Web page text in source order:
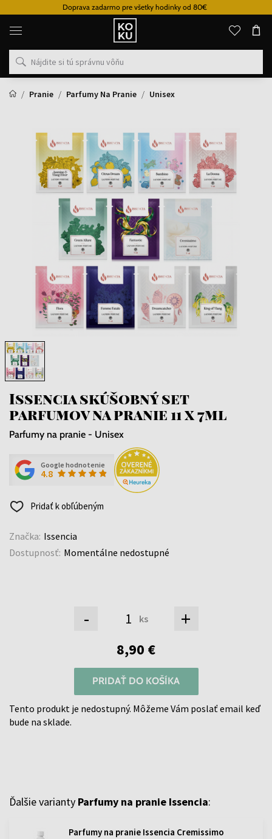
Doprava zadarmo pre všetky hodinky od 80€
Originálne
parfémy
hodinky
na
mieste
Pranie
Parfumy Na Pranie Unisex
Issencia skúšobný set
parfumov na pranie 11 x 7ml
Parfumy na pranie - Unisex
Google hodnotenie
4.8
Pridať k obľúbeným
Značka: Issencia
Dostupnosť: Momentálne nedostupné
- ks +
8,90 €
PRIDAŤ DO KOŠÍKA
Tento produkt je nedostupný. Môžeme Vám poslať email keď
bude na sklade.
Ďalšie varianty Parfumy na pranie Issencia:
Parfumy na pranie Issencia Cremissimo